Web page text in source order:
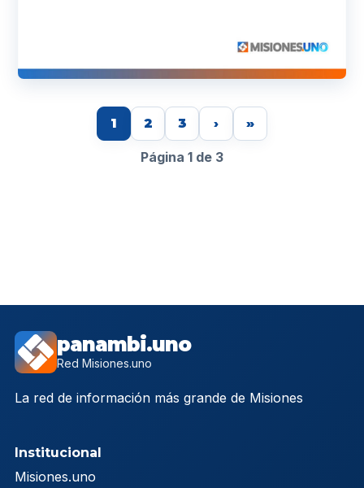
1 2 3 › »
Página 1 de 3
panambi.uno
Red Misiones.uno
La red de información más grande de Misiones
Institucional
Misiones.uno